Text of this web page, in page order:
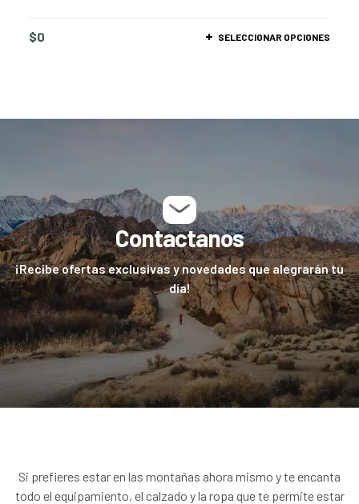
$0 SELECCIONAR OPCIONES
Contactanos
¡Recibe ofertas exclusivas y novedades que alegrarán tu
día!
Si prefieres estar en las montañas ahora mismo y te encanta
todo el equipamiento, el calzado y la ropa que te permite estar